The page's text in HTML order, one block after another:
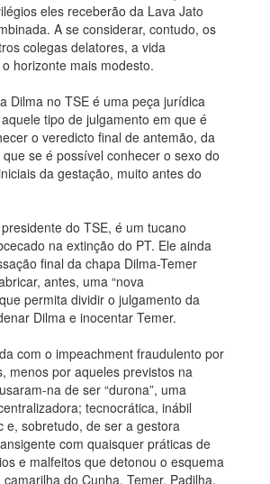
eles receberão da Lava Jato
A se considerar, contudo, os
colegas delatores, a vida
horizonte mais modesto.
Dilma no TSE é uma peça jurídica
tipo de julgamento em que é
o veredicto final de antemão, da
se é possível conhecer o sexo do
da gestação, muito antes do
do TSE, é um tucano
na extinção do PT. Ele ainda
final da chapa Dilma-Temer
antes, uma “nova
permita dividir o julgamento da
Dilma e inocentar Temer.
com o impeachment fraudulento por
menos por aqueles previstos na
na de ser “durona”, uma
tecnocrática, inábil
e, sobretudo, de ser a gestora
com quaisquer práticas de
e malfeitos que detonou o esquema
do Cunha, Temer, Padilha,